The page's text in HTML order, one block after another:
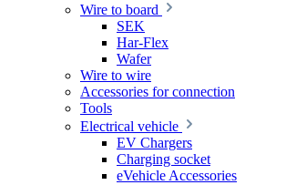
Wire to board
SEK
Har-Flex
Wafer
Wire to wire
Accessories for connection
Tools
Electrical vehicle
EV Chargers
Charging socket
eVehicle Accessories